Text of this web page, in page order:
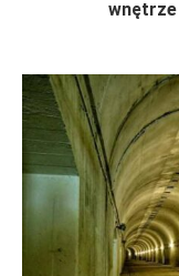
wnętrze